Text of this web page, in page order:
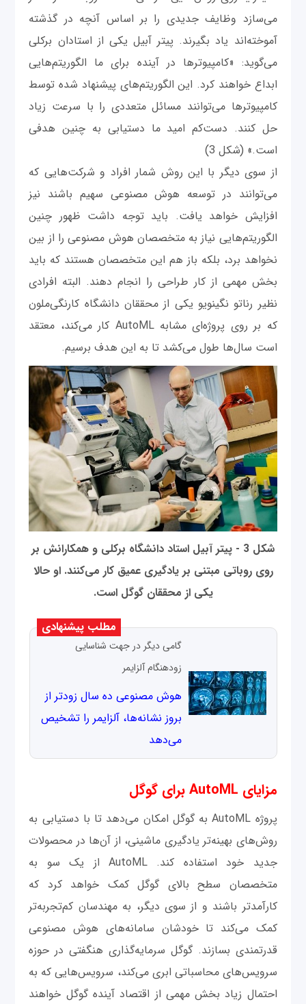
می‌سازد وظایف جدیدی را بر اساس آنچه در گذشته
آموخته‌اند یاد بگیرند. پیتر آبیل یکی از استادان برکلی
می‌گوید: «کامپیوترها در آینده برای ما الگوریتم‌هایی
ابداع خواهند کرد. این الگوریتم‌های پیشنهاد شده توسط
کامپیوترها می‌توانند مسائل متعددی را با سرعت زیاد
حل کنند. دست‌کم امید ما دستیابی به چنین هدفی
است.» (شکل 3)
از سوی دیگر با این روش شمار افراد و شرکت‌هایی که
می‌توانند در توسعه هوش‌ مصنوعی سهیم باشند نیز
افزایش خواهد یافت. باید توجه داشت ظهور چنین
الگوریتم‌هایی نیاز به متخصصان هوش‌ مصنوعی را از بین
نخواهد برد، بلکه باز هم این متخصصان هستند که باید
بخش مهمی از کار طراحی را انجام دهند. البته افرادی
نظیر رناتو نگینویو یکی از محققان دانشگاه کارنگی‌ملون
که بر روی پروژه‌ای مشابه AutoML کار می‌کند، معتقد
است سال‌ها طول می‌کشد تا به این هدف برسیم.
شکل 3 - پیتر آبیل استاد دانشگاه برکلی و همکارانش بر
روی روباتی مبتنی بر یادگیری عمیق کار می‌کنند. او حالا
یکی از محققان گوگل است.
مطلب پیشنهادی
گامی دیگر در جهت شناسایی
زودهنگام آلزایمر
هوش مصنوعی ده سال زودتر از
بروز نشانه‌ها، آلزایمر را تشخیص
می‌دهد
مزایای AutoML برای گوگل
پروژه AutoML به گوگل امکان می‌دهد تا با دستیابی به
روش‌های بهینه‌تر یادگیری ماشینی، از آن‌ها در محصولات
جدید خود استفاده کند. AutoML از یک سو به
متخصصان سطح بالای گوگل کمک خواهد کرد که
کارآمدتر باشند و از سوی دیگر، به مهندسان کم‌تجربه‌تر
کمک می‌کند تا خودشان سامانه‌های هوش ‌مصنوعی
قدرتمندی بسازند. گوگل سرمایه‌گذاری هنگفتی در حوزه
سرویس‌های محاسباتی ابری می‌کند، سرویس‌هایی که به
احتمال زیاد بخش مهمی از اقتصاد آینده گوگل خواهند